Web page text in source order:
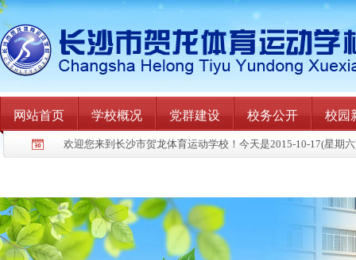
网站首页 学校概况 党群建设 校务公开 校园
欢迎您来到长沙市贺龙体育运动学校！今天是2015-10-17(星期